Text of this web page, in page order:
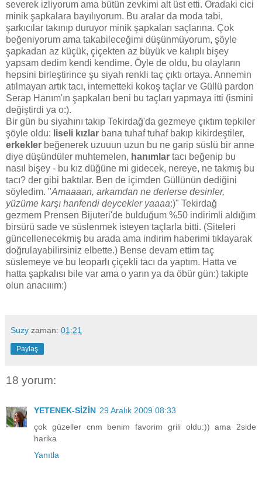
severek izliyorum ama bütün zevkimi alt üst etti. Oradaki cici
minik şapkalara bayılıyorum. Bu aralar da moda tabi,
şarkıcılar takınıp duruyor minik şapkaları saçlarına. Çok
beğeniyorum ama takabileceğimi düşünmüyorum, şöyle
şapkadan az küçük, çiçekten az büyük ve kalıplı bişey
yapsam dedim kendi kendime. Öyle de oldu, bu olayların
hepsini birleştirince şu siyah renkli taç çıktı ortaya. Annemin
atılmayan artık tacı, internetteki kokoş taçlar ve Güllü pardon
Serap Hanım'ın şapkaları beni bu taçları yapmaya itti (ismini
değiştirdi ya o:).
Bir gün bu siyahını takıp Tekirdağ'da gezmeye çıktım tepkiler
şöyle oldu: liseli kızlar bana tuhaf tuhaf bakıp kikirdeştiler,
erkekler beğenerek uzuuun uzun bu ne garip süslü bir anne
diye düşündüler muhtemelen, hanımlar tacı beğenip bu
nasıl bişey - bu kız düğüne mi gidecek, nereye, ne takmış bu
tacı? der gibi baktılar. Ben de içimden Güllünün dediğini
söyledim. "Amaaaan, arkamdan ne derlerse desinler,
yüzüme karşı hanfendi deycekler yaaaa:)" Tekirdağ
gezmem Prensen Bijuteri'de bulduğum %50 indirimli aldığım
birsürü sade ve süslenmek isteyen taçlarla bitti. (Siteleri
güncellenecekmiş bu arada ama indirim haberimi tıklayarak
doğrulayabilirsiniz elbette.) Bense devam ettim taç
süslemeye ve bu leoparlı çiçekli tacı da yaptım. Hatta ve
hatta şapkalısı bile var ama o yarın ya da öbür gün:) takipte
olun anacııım:)
Suzy zaman: 01:21
Paylaş
18 yorum:
YETENEK-SİZİN 29 Aralık 2009 08:33
çok güzeller cnm benim favorim grili oldu:)) ama 2side
harika
Yanıtla